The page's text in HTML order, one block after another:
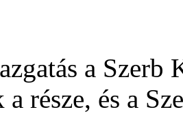
a Szerb
a része, és a